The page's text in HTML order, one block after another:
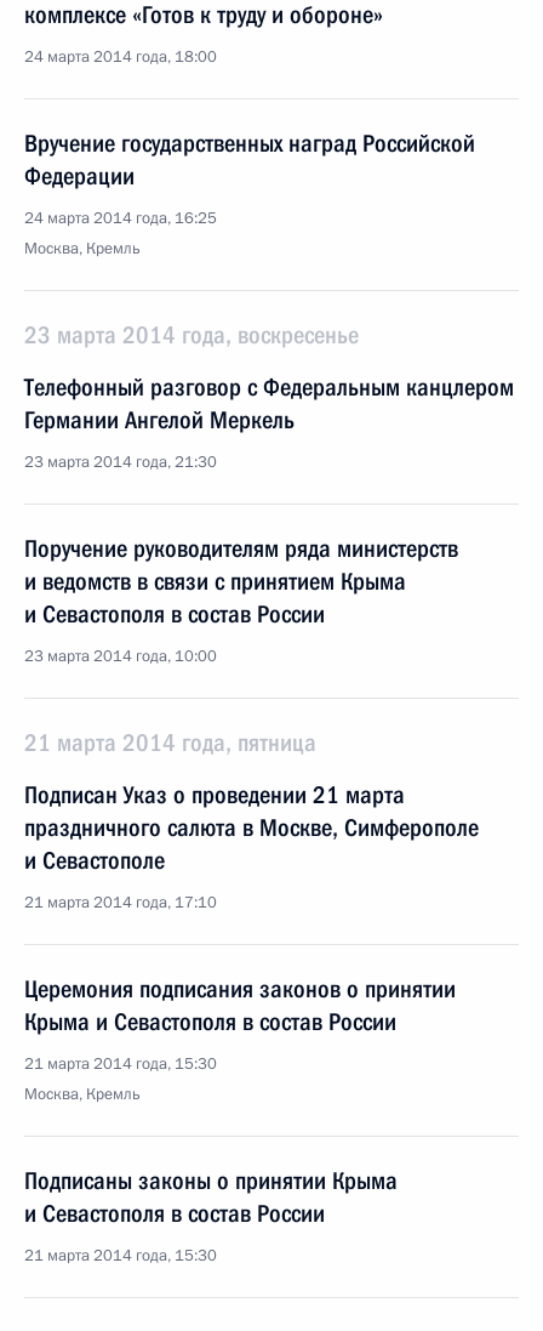
комплексе «Готов к труду и обороне»
24 марта 2014 года, 18:00
Вручение государственных наград Российской
Федерации
24 марта 2014 года, 16:25
Москва, Кремль
23 марта 2014 года, воскресенье
Телефонный разговор с Федеральным канцлером
Германии Ангелой Меркель
23 марта 2014 года, 21:30
Поручение руководителям ряда министерств
и ведомств в связи с принятием Крыма
и Севастополя в состав России
23 марта 2014 года, 10:00
21 марта 2014 года, пятница
Подписан Указ о проведении 21 марта
праздничного салюта в Москве, Симферополе
и Севастополе
21 марта 2014 года, 17:10
Церемония подписания законов о принятии
Крыма и Севастополя в состав России
21 марта 2014 года, 15:30
Москва, Кремль
Подписаны законы о принятии Крыма
и Севастополя в состав России
21 марта 2014 года, 15:30